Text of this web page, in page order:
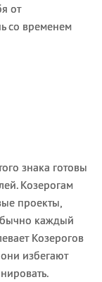
от
со временем
знака готовы
Козерогам
проекты,
каждый
Козерогов
избегают